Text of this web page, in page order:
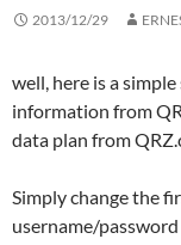
2013/12/29
well, here is a
information from
data plan from
Simply change the
username/